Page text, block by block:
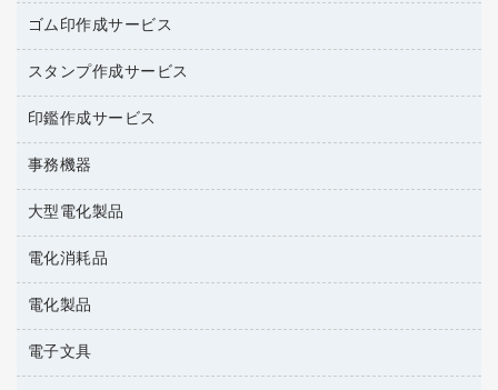
作業用雑貨
梱包用品
梱包用テープ
園芸用品
ペット用品
ミルク・シュガー
ソフトドリンク
コーヒーメーカー・備品
インスタントコーヒー
台所用洗剤
掃除用品
掃除用洗剤
洗濯用品
消臭・芳香剤
殺虫剤
飲食用消耗品
ハンドソープ・石鹸
カウネットキャラクター商品
ゴム印作成サービス
ゴム印作成サービス
ゴム印（一行印）作成サービス
ゴム印（フリーサイズ印）作成サービス
スタンプ作成サービス
シヤチハタスタンプ作成サービス
カウネットスタンプ作成サービス
印鑑作成サービス
印鑑作成サービス
事務機器
大型シュレッダー（共配）
レーザーポインター
ラミネートフィルム
ラミネータ
タイムレコーダー
大型電化製品
冷蔵庫・キッチン・調理家電
テレビ・ＡＶ機器
電化消耗品
電球・蛍光灯
乾電池・充電池
フィルム・カメラ用品
電化製品
掃除機・クリーナー
電子文具